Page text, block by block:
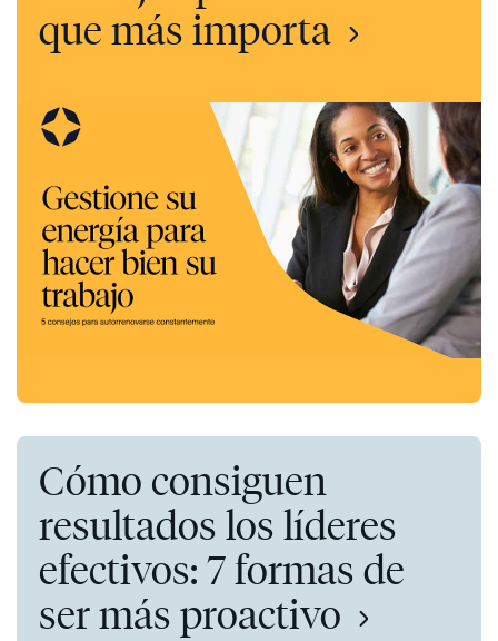
que más importa
Cómo consiguen
resultados los líderes
efectivos: 7 formas de
ser más proactivo